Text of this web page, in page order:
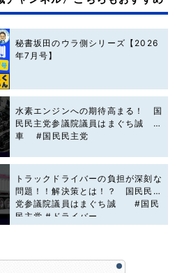
秘書坂田のウラ側シリーズ【2026
年7月号】
水素エンジンへの期待高まる！ 国
民民主党参議院議員はまぐち誠 #
車 #国民民主党
トラックドライバーの負担が深刻な
問題！！解決策とは！？ 国民民主
党参議院議員はまぐち誠 #国民
民主党 #ドライバー